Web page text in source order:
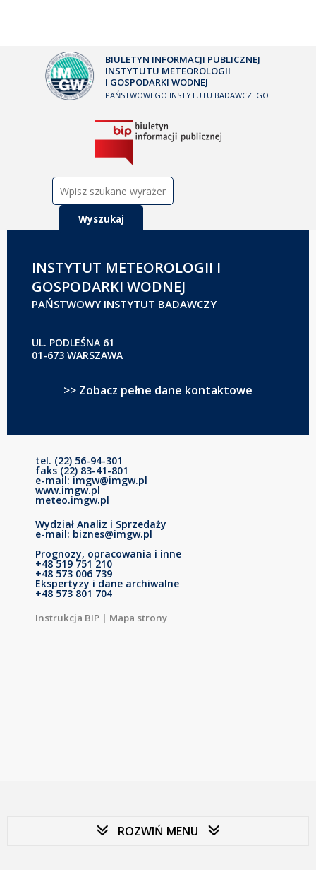
BIULETYN INFORMACJI PUBLICZNEJ
INSTYTUTU METEOROLOGII
I GOSPODARKI WODNEJ
PAŃSTWOWEGO INSTYTUTU BADAWCZEGO
INSTYTUT METEOROLOGII I
GOSPODARKI WODNEJ
PAŃSTWOWY INSTYTUT BADAWCZY
UL. PODLEŚNA 61
01-673 WARSZAWA
>> Zobacz pełne dane kontaktowe
tel. (22) 56-94-301
faks (22) 83-41-801
e-mail: imgw@imgw.pl
www.imgw.pl
meteo.imgw.pl
Wydział Analiz i Sprzedaży
e-mail: biznes@imgw.pl
Prognozy, opracowania i inne
+48 519 751 210
+48 573 006 739
Ekspertyzy i dane archiwalne
+48 573 801 704
Instrukcja BIP | Mapa strony
ROZWIŃ MENU